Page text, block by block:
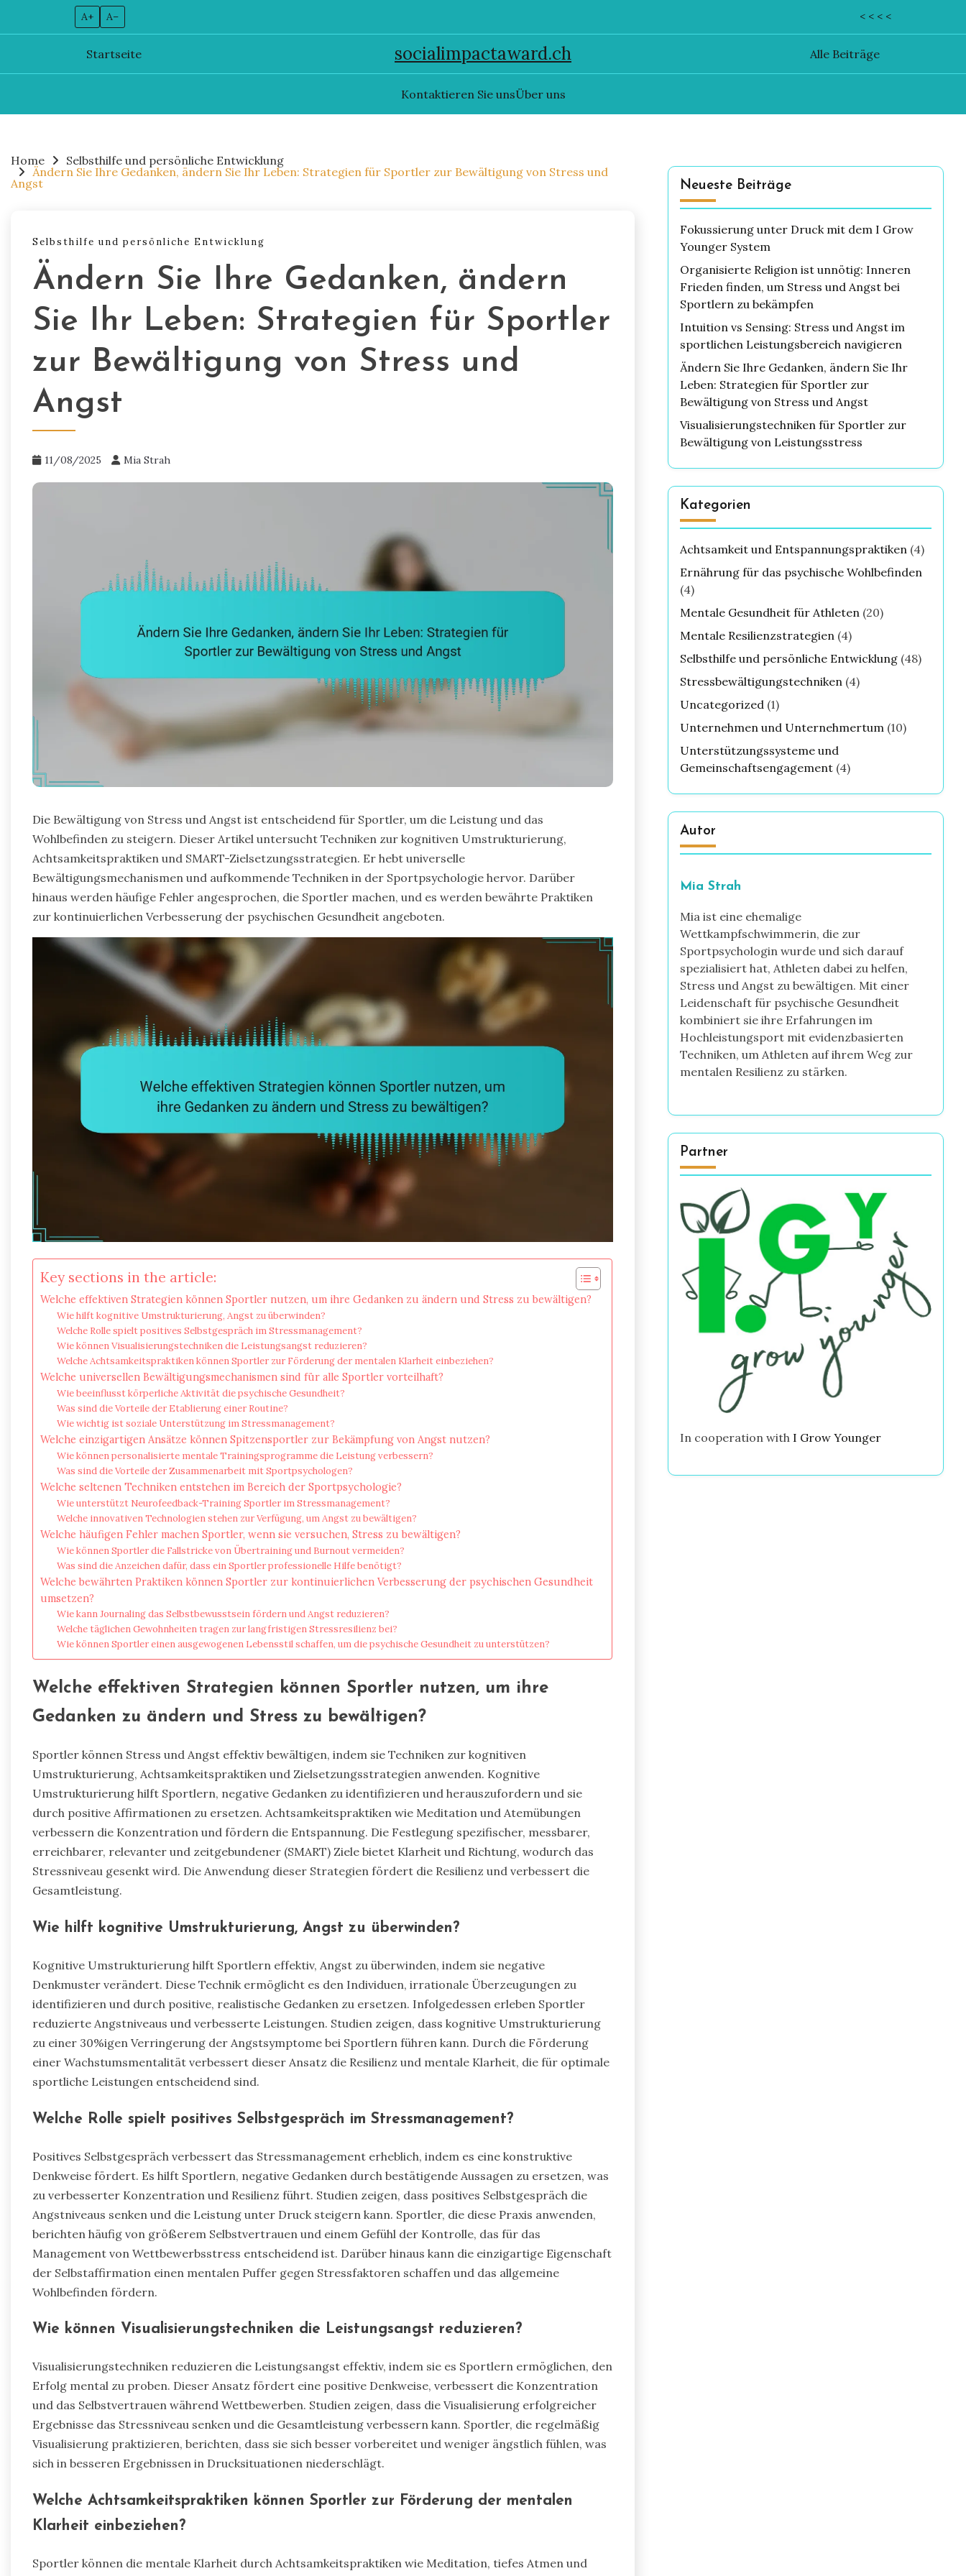
A+ A– < < < <
Startseite socialimpactaward.ch Alle Beiträge
Kontaktieren Sie unsÜber uns
content
Home
Selbsthilfe und persönliche Entwicklung
Ändern Sie Ihre Gedanken, ändern Sie Ihr Leben: Strategien für Sportler zur Bewältigung von Stress und
Angst
Selbsthilfe und persönliche Entwicklung
Ändern Sie Ihre Gedanken, ändern
Sie Ihr Leben: Strategien für Sportler
zur Bewältigung von Stress und
Angst
11/08/2025 Mia Strah
Die Bewältigung von Stress und Angst ist entscheidend für Sportler, um die Leistung und das
Wohlbefinden zu steigern. Dieser Artikel untersucht Techniken zur kognitiven Umstrukturierung,
Achtsamkeitspraktiken und SMART-Zielsetzungsstrategien. Er hebt universelle
Bewältigungsmechanismen und aufkommende Techniken in der Sportpsychologie hervor. Darüber
hinaus werden häufige Fehler angesprochen, die Sportler machen, und es werden bewährte Praktiken
zur kontinuierlichen Verbesserung der psychischen Gesundheit angeboten.
Key sections in the article:
Welche effektiven Strategien können Sportler nutzen, um ihre Gedanken zu ändern und Stress zu bewältigen?
Wie hilft kognitive Umstrukturierung, Angst zu überwinden?
Welche Rolle spielt positives Selbstgespräch im Stressmanagement?
Wie können Visualisierungstechniken die Leistungsangst reduzieren?
Welche Achtsamkeitspraktiken können Sportler zur Förderung der mentalen Klarheit einbeziehen?
Welche universellen Bewältigungsmechanismen sind für alle Sportler vorteilhaft?
Wie beeinflusst körperliche Aktivität die psychische Gesundheit?
Was sind die Vorteile der Etablierung einer Routine?
Wie wichtig ist soziale Unterstützung im Stressmanagement?
Welche einzigartigen Ansätze können Spitzensportler zur Bekämpfung von Angst nutzen?
Wie können personalisierte mentale Trainingsprogramme die Leistung verbessern?
Was sind die Vorteile der Zusammenarbeit mit Sportpsychologen?
Welche seltenen Techniken entstehen im Bereich der Sportpsychologie?
Wie unterstützt Neurofeedback-Training Sportler im Stressmanagement?
Welche innovativen Technologien stehen zur Verfügung, um Angst zu bewältigen?
Welche häufigen Fehler machen Sportler, wenn sie versuchen, Stress zu bewältigen?
Wie können Sportler die Fallstricke von Übertraining und Burnout vermeiden?
Was sind die Anzeichen dafür, dass ein Sportler professionelle Hilfe benötigt?
Welche bewährten Praktiken können Sportler zur kontinuierlichen Verbesserung der psychischen Gesundheit
umsetzen?
Wie kann Journaling das Selbstbewusstsein fördern und Angst reduzieren?
Welche täglichen Gewohnheiten tragen zur langfristigen Stressresilienz bei?
Wie können Sportler einen ausgewogenen Lebensstil schaffen, um die psychische Gesundheit zu unterstützen?
Welche effektiven Strategien können Sportler nutzen, um ihre
Gedanken zu ändern und Stress zu bewältigen?
Sportler können Stress und Angst effektiv bewältigen, indem sie Techniken zur kognitiven
Umstrukturierung, Achtsamkeitspraktiken und Zielsetzungsstrategien anwenden. Kognitive
Umstrukturierung hilft Sportlern, negative Gedanken zu identifizieren und herauszufordern und sie
durch positive Affirmationen zu ersetzen. Achtsamkeitspraktiken wie Meditation und Atemübungen
verbessern die Konzentration und fördern die Entspannung. Die Festlegung spezifischer, messbarer,
erreichbarer, relevanter und zeitgebundener (SMART) Ziele bietet Klarheit und Richtung, wodurch das
Stressniveau gesenkt wird. Die Anwendung dieser Strategien fördert die Resilienz und verbessert die
Gesamtleistung.
Wie hilft kognitive Umstrukturierung, Angst zu überwinden?
Kognitive Umstrukturierung hilft Sportlern effektiv, Angst zu überwinden, indem sie negative
Denkmuster verändert. Diese Technik ermöglicht es den Individuen, irrationale Überzeugungen zu
identifizieren und durch positive, realistische Gedanken zu ersetzen. Infolgedessen erleben Sportler
reduzierte Angstniveaus und verbesserte Leistungen. Studien zeigen, dass kognitive Umstrukturierung
zu einer 30%igen Verringerung der Angstsymptome bei Sportlern führen kann. Durch die Förderung
einer Wachstumsmentalität verbessert dieser Ansatz die Resilienz und mentale Klarheit, die für optimale
sportliche Leistungen entscheidend sind.
Welche Rolle spielt positives Selbstgespräch im Stressmanagement?
Positives Selbstgespräch verbessert das Stressmanagement erheblich, indem es eine konstruktive
Denkweise fördert. Es hilft Sportlern, negative Gedanken durch bestätigende Aussagen zu ersetzen, was
zu verbesserter Konzentration und Resilienz führt. Studien zeigen, dass positives Selbstgespräch die
Angstniveaus senken und die Leistung unter Druck steigern kann. Sportler, die diese Praxis anwenden,
berichten häufig von größerem Selbstvertrauen und einem Gefühl der Kontrolle, das für das
Management von Wettbewerbsstress entscheidend ist. Darüber hinaus kann die einzigartige Eigenschaft
der Selbstaffirmation einen mentalen Puffer gegen Stressfaktoren schaffen und das allgemeine
Wohlbefinden fördern.
Wie können Visualisierungstechniken die Leistungsangst reduzieren?
Visualisierungstechniken reduzieren die Leistungsangst effektiv, indem sie es Sportlern ermöglichen, den
Erfolg mental zu proben. Dieser Ansatz fördert eine positive Denkweise, verbessert die Konzentration
und das Selbstvertrauen während Wettbewerben. Studien zeigen, dass die Visualisierung erfolgreicher
Ergebnisse das Stressniveau senken und die Gesamtleistung verbessern kann. Sportler, die regelmäßig
Visualisierung praktizieren, berichten, dass sie sich besser vorbereitet und weniger ängstlich fühlen, was
sich in besseren Ergebnissen in Drucksituationen niederschlägt.
Welche Achtsamkeitspraktiken können Sportler zur Förderung der mentalen
Klarheit einbeziehen?
Sportler können die mentale Klarheit durch Achtsamkeitspraktiken wie Meditation, tiefes Atmen und
Neueste Beiträge
Fokussierung unter Druck mit dem I Grow
Younger System
Organisierte Religion ist unnötig: Inneren
Frieden finden, um Stress und Angst bei
Sportlern zu bekämpfen
Intuition vs Sensing: Stress und Angst im
sportlichen Leistungsbereich navigieren
Ändern Sie Ihre Gedanken, ändern Sie Ihr
Leben: Strategien für Sportler zur
Bewältigung von Stress und Angst
Visualisierungstechniken für Sportler zur
Bewältigung von Leistungsstress
Kategorien
Achtsamkeit und Entspannungspraktiken(4)
Ernährung für das psychische Wohlbefinden
(4)
Mentale Gesundheit für Athleten(20)
Mentale Resilienzstrategien(4)
Selbsthilfe und persönliche Entwicklung(48)
Stressbewältigungstechniken(4)
Uncategorized(1)
Unternehmen und Unternehmertum(10)
Unterstützungssysteme und
Gemeinschaftsengagement(4)
Autor
Mia Strah
Mia ist eine ehemalige
Wettkampfschwimmerin, die zur
Sportpsychologin wurde und sich darauf
spezialisiert hat, Athleten dabei zu helfen,
Stress und Angst zu bewältigen. Mit einer
Leidenschaft für psychische Gesundheit
kombiniert sie ihre Erfahrungen im
Hochleistungsport mit evidenzbasierten
Techniken, um Athleten auf ihrem Weg zur
mentalen Resilienz zu stärken.
Partner
In cooperation with I Grow Younger